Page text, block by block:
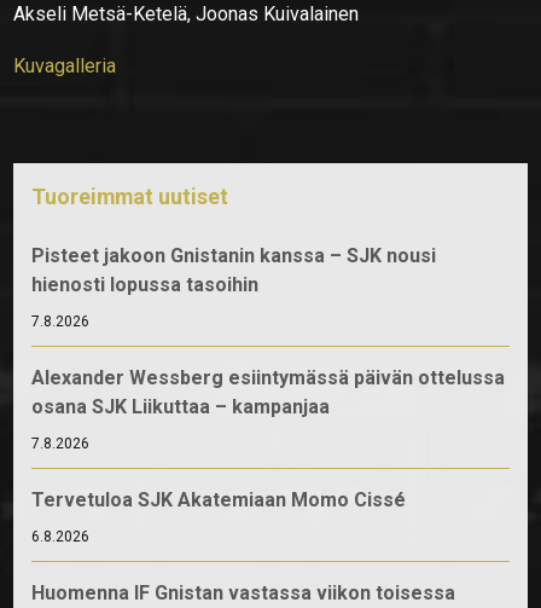
Akseli Metsä-Ketelä, Joonas Kuivalainen
Kuvagalleria
Tuoreimmat uutiset
Pisteet jakoon Gnistanin kanssa – SJK nousi
hienosti lopussa tasoihin
7.8.2026
Alexander Wessberg esiintymässä päivän ottelussa
osana SJK Liikuttaa – kampanjaa
7.8.2026
Tervetuloa SJK Akatemiaan Momo Cissé
6.8.2026
Huomenna IF Gnistan vastassa viikon toisessa